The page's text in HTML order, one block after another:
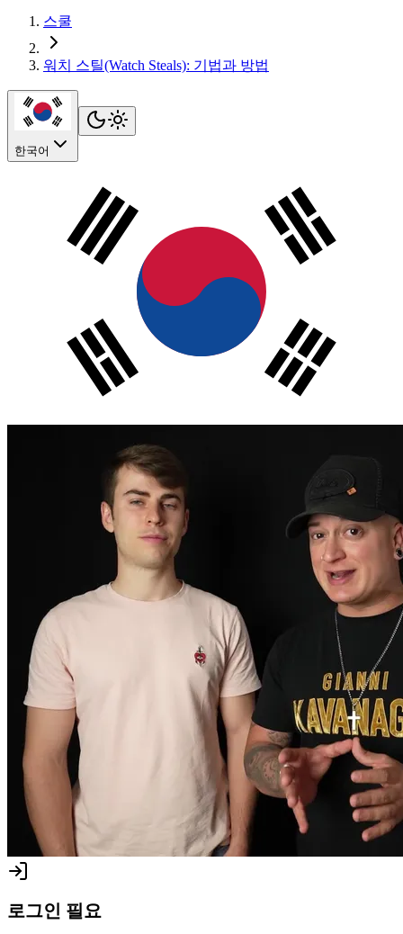
스쿨
워치 스틸(Watch Steals): 기법과 방법
한국어
로그인 필요